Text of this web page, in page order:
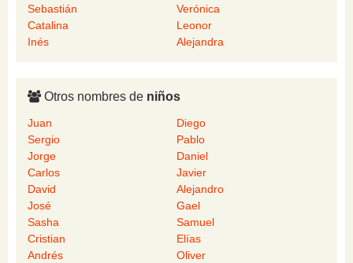
Sebastián
Verónica
Catalina
Leonor
Inés
Alejandra
Otros nombres de niños
Juan
Diego
Sergio
Pablo
Jorge
Daniel
Carlos
Javier
David
Alejandro
José
Gael
Sasha
Samuel
Cristian
Elías
Andrés
Oliver